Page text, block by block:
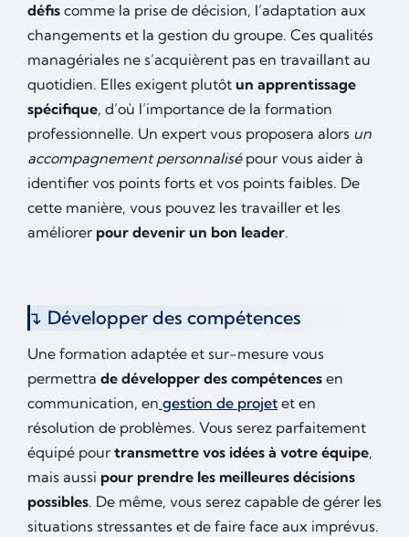
défis comme la prise de décision, l’adaptation aux
changements et la gestion du groupe. Ces qualités
managériales ne s’acquièrent pas en travaillant au
quotidien. Elles exigent plutôt un apprentissage
spécifique, d’où l’importance de la formation
professionnelle. Un expert vous proposera alors un
accompagnement personnalisépour vous aider à
identifier vos points forts et vos points faibles. De
cette manière, vous pouvez les travailler et les
améliorer pour devenir un bon leader.
Développer des compétences
Une formation adaptée et sur-mesure vous
permettra de développer des compétences en
communication, en gestion de projet et en
résolution de problèmes. Vous serez parfaitement
équipé pour transmettre vos idées à votre équipe,
mais aussi pour prendre les meilleures décisions
possibles. De même, vous serez capable de gérer les
situations stressantes et de faire face aux imprévus.